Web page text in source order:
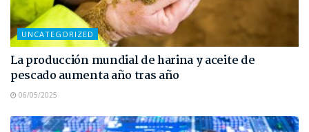
UNCATEGORIZED
La producción mundial de harina y aceite de
pescado aumenta año tras año
06/05/2025